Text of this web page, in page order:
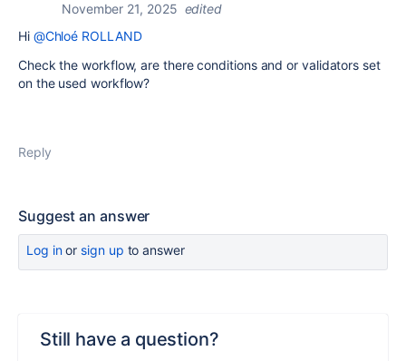
November 21, 2025 edited
Hi @Chloé ROLLAND
Check the workflow, are there conditions and or validators set
on the used workflow?
Reply
Suggest an answer
Log inor sign up to answer
Still have a question?